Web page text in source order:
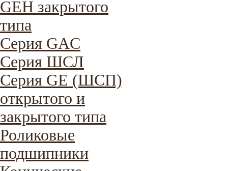
GEH закрытого
типа
Серия GAC
Cерия ШСЛ
Серия GE (ШСП)
открытого и
закрытого типа
Роликовые
подшипники